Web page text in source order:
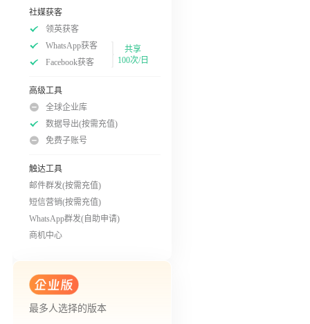
社媒获客
领英获客
WhatsApp获客
Facebook获客
共享
100次/日
高级工具
全球企业库
数据导出(按需充值)
免费子账号
触达工具
邮件群发(按需充值)
短信营销(按需充值)
WhatsApp群发(自助申请)
商机中心
最多人选择的版本